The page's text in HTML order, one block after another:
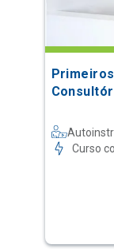
Curso